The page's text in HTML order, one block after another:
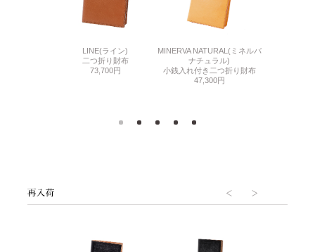
LINE(ライン)
二つ折り財布
73,700円
MINERVA NATURAL(ミネルバ
ナチュラル)
小銭入れ付き二つ折り財布
47,300円